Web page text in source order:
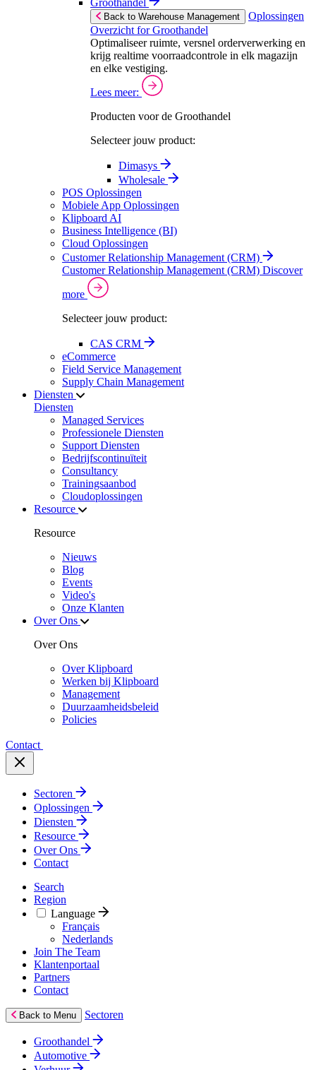
Groothandel
Back to Warehouse Management
Oplossingen
Overzicht for Groothandel
Optimaliseer ruimte, versnel orderverwerking en
krijg realtime voorraadcontrole in elk magazijn
en elke vestiging.
Lees meer:
Producten voor de Groothandel
Selecteer jouw product:
Dimasys
Wholesale
POS Oplossingen
Mobiele App Oplossingen
Klipboard AI
Business Intelligence (BI)
Cloud Oplossingen
Customer Relationship Management (CRM)
Customer Relationship Management (CRM) Discover
more
Selecteer jouw product:
CAS CRM
eCommerce
Field Service Management
Supply Chain Management
Diensten
Diensten
Managed Services
Professionele Diensten
Support Diensten
Bedrijfscontinuïteit
Consultancy
Trainingsaanbod
Cloudoplossingen
Resource
Resource
Nieuws
Blog
Events
Video's
Onze Klanten
Over Ons
Over Ons
Over Klipboard
Werken bij Klipboard
Management
Duurzaamheidsbeleid
Policies
Contact
Sectoren
Oplossingen
Diensten
Resource
Over Ons
Contact
Search
Region
Language
Français
Nederlands
Join The Team
Klantenportaal
Partners
Contact
Back to Menu Sectoren
Groothandel
Automotive